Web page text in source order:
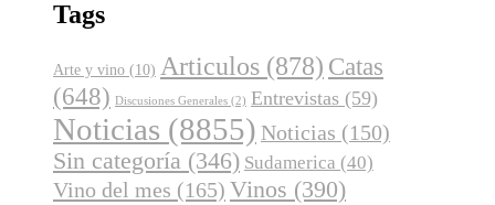
Tags
Arte y vino (10) Articulos (878) Catas
(648) Discusiones Generales (2) Entrevistas (59)
Noticias (8855) Noticias (150)
Sin categoría (346) Sudamerica (40)
Vino del mes (165) Vinos (390)